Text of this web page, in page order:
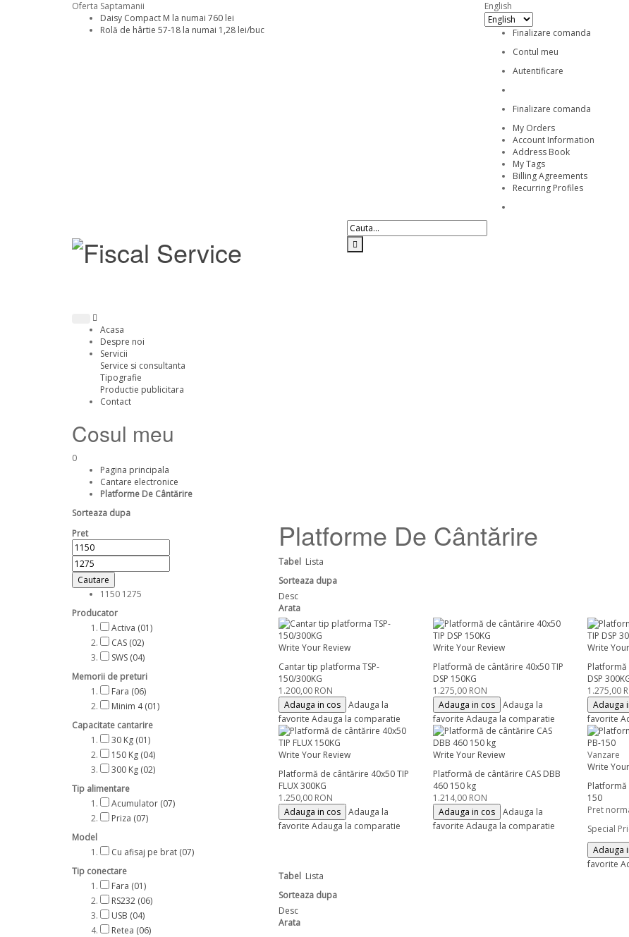
Oferta Saptamanii
Daisy Compact M la numai 760 lei
Rolă de hârtie 57-18 la numai 1,28 lei/buc
English
Finalizare comanda
Contul meu
Autentificare
Finalizare comanda
My Orders
Account Information
Address Book
My Tags
Billing Agreements
Recurring Profiles
Acasa
Despre noi
Servicii
Service si consultanta
Tipografie
Productie publicitara
Contact
Cosul meu
0
Pagina principala
Cantare electronice
Platforme De Cântărire
Sorteaza dupa
Pret
Cautare
1150 1275
Producator
Activa (01)
CAS (02)
SWS (04)
Memorii de preturi
Fara (06)
Minim 4(01)
Capacitate cantarire
30 Kg (01)
150 Kg (04)
300 Kg (02)
Tip alimentare
Acumulator (07)
Priza (07)
Model
Cu afisaj pe brat (07)
Tip conectare
Fara (01)
RS232 (06)
USB (04)
Retea (06)
Platforme De Cântărire
Tabel Lista
Sorteaza dupa
Desc
Arata
Write Your Review
Cantar tip platforma TSP-
150/300KG
1.200,00 RON
Adauga in cos
Adauga la
favorite Adauga la comparatie
Write Your Review
Platformă de cântărire 40x50 TIP
DSP 150KG
1.275,00 RON
Adauga in cos
Adauga la
favorite Adauga la comparatie
Write
Platformă
DSP
1.275,00
Adauga
favorite
Write Your Review
Platformă de cântărire 40x50 TIP
FLUX 300KG
1.250,00 RON
Adauga in cos
Adauga la
favorite Adauga la comparatie
Write Your Review
Platformă de cântărire CAS DBB
460 150 kg
1.214,00 RON
Adauga in cos
Adauga la
favorite Adauga la comparatie
Vanzare
Write
Platformă
150
Pret
Special
Adauga
favorite
Tabel Lista
Sorteaza dupa
Desc
Arata